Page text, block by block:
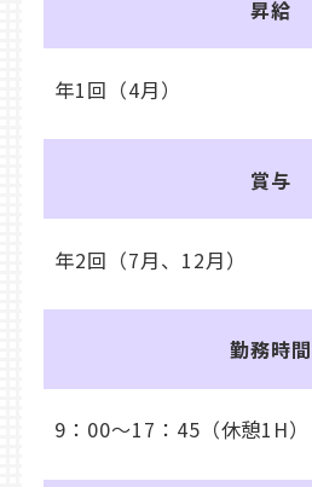
昇給
年1回（4月）
賞与
年2回（7月、12月）
勤務時間
9：00～17：45（休憩1H）